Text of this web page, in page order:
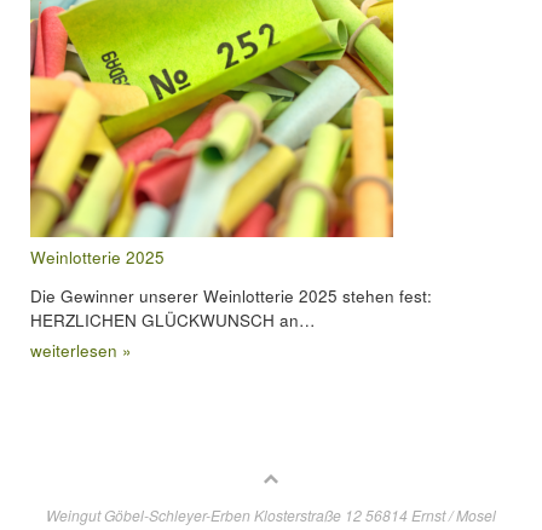
Weinlotterie 2025
Die Gewinner unserer Weinlotterie 2025 stehen fest:
HERZLICHEN GLÜCKWUNSCH an…
weiterlesen »
Weingut Göbel-Schleyer-Erben Klosterstraße 12 56814 Ernst / Mosel